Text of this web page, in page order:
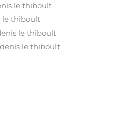
le thiboult
le thiboult
le thiboult
denis le thiboult